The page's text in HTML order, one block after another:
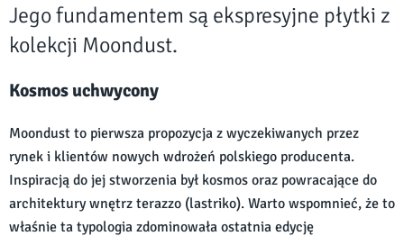
Jego fundamentem są ekspresyjne płytki z
kolekcji Moondust.
Kosmos uchwycony
Moondust to pierwsza propozycja z wyczekiwanych przez
rynek i klientów nowych wdrożeń polskiego producenta.
Inspiracją do jej stworzenia był kosmos oraz powracające do
architektury wnętrz terazzo (lastriko). Warto wspomnieć, że to
właśnie ta typologia zdominowała ostatnia edycję